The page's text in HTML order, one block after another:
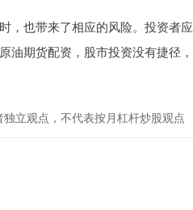
，也带来了相应的风险。投资者应
油期货配资，股市投资没有捷径，
独立观点，不代表按月杠杆炒股观点